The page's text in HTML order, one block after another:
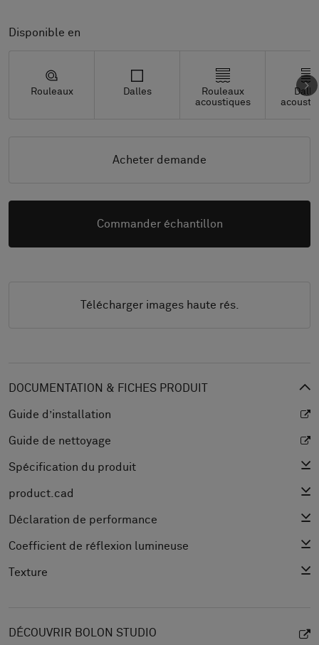
Disponible en
Rouleaux Dalles
Rouleaux
acoustiques
Acheter demande
Commander échantillon
Télécharger images haute rés.
DOCUMENTATION & FICHES PRODUIT
Guide d’installation
Guide de nettoyage
Spécification du produit
product.cad
Déclaration de performance
Coefficient de réflexion lumineuse
Texture
DÉCOUVRIR BOLON STUDIO